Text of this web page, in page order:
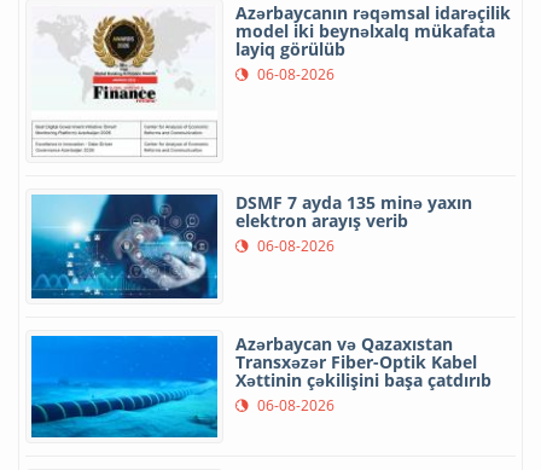
Azərbaycanın rəqəmsal idarəçilik
model iki beynəlxalq mükafata
layiq görülüb
06-08-2026
DSMF 7 ayda 135 minə yaxın
elektron arayış verib
06-08-2026
Azərbaycan və Qazaxıstan
Transxəzər Fiber-Optik Kabel
Xəttinin çəkilişini başa çatdırıb
06-08-2026